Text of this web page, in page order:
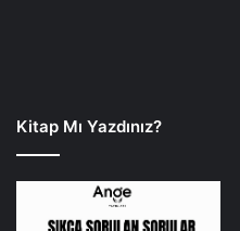
Kitap Mı Yazdınız?